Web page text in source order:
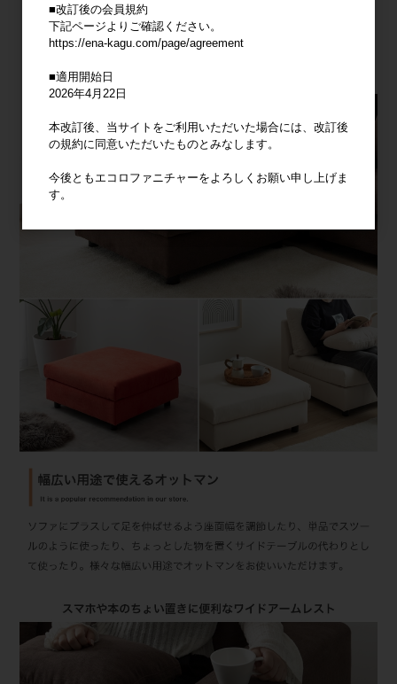
■改訂後の会員規約
下記ページよりご確認ください。
https://ena-kagu.com/page/agreement
■適用開始日
2026年4月22日
本改訂後、当サイトをご利用いただいた場合には、改訂後
の規約に同意いただいたものとみなします。
今後ともエコロファニチャーをよろしくお願い申し上げま
す。